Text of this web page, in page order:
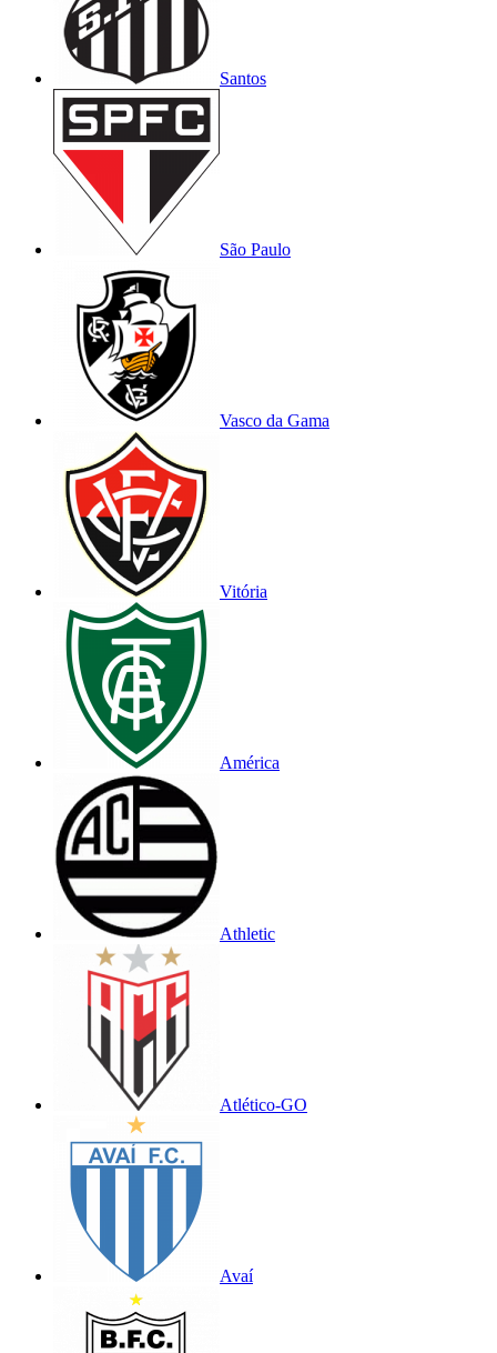
Santos
São Paulo
Vasco da Gama
Vitória
América
Athletic
Atlético-GO
Avaí